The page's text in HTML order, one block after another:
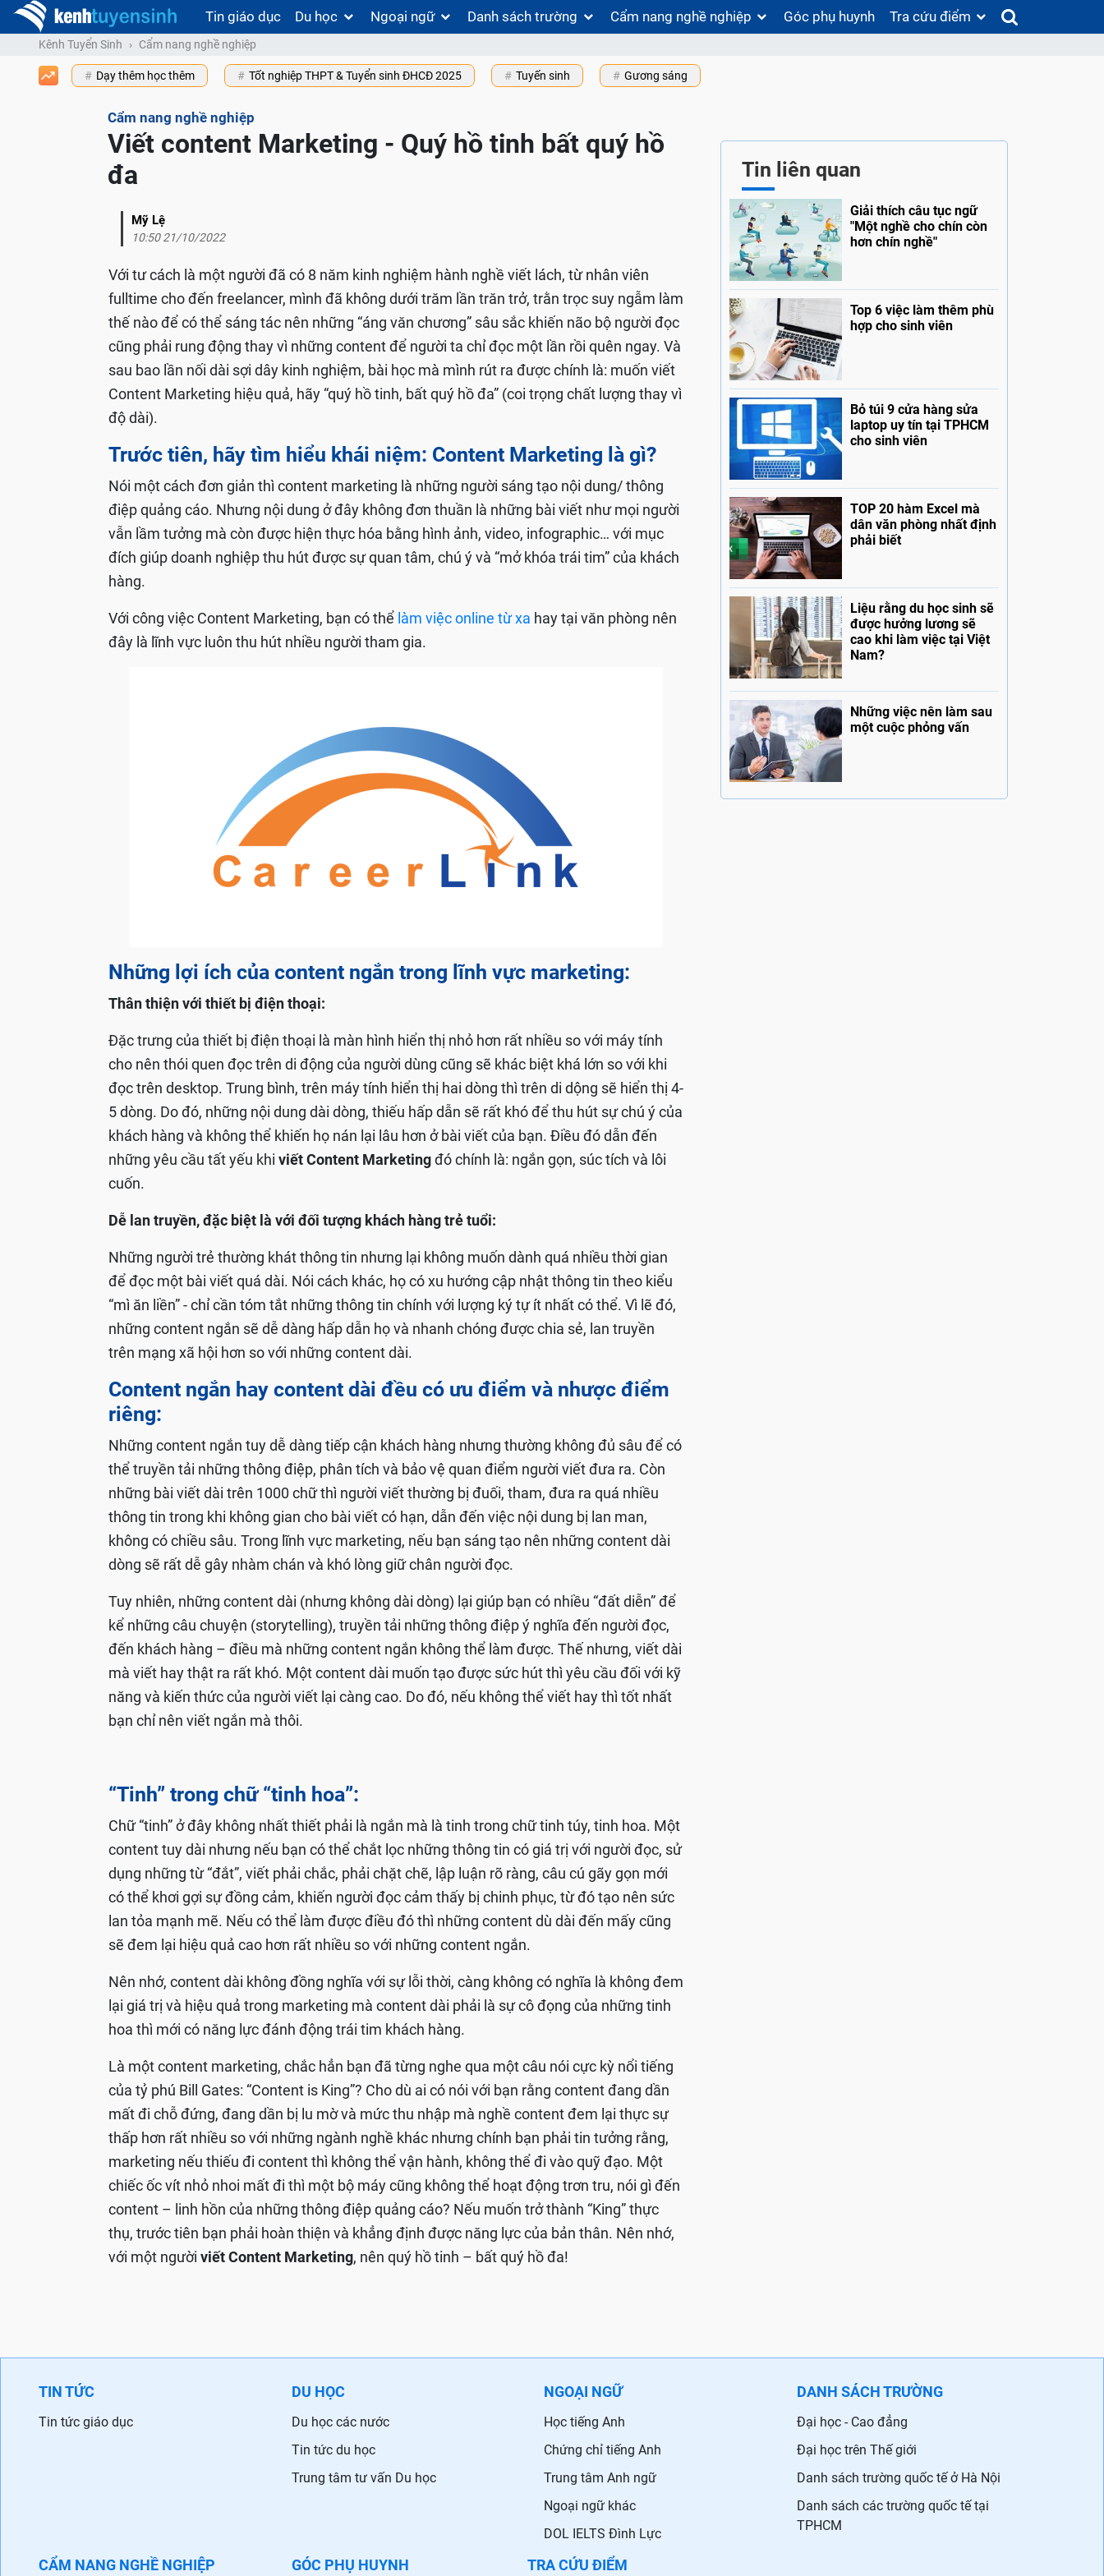
Tin giáo dục Du học Ngoại ngữ Danh sách trường Cẩm nang nghề nghiệp Góc phụ huynh Tra cứu điểm
Kênh Tuyển Sinh Cẩm nang nghề nghiệp
Dạy thêm học thêm Tốt nghiệp THPT & Tuyển sinh ĐHCĐ 2025 Tuyến sinh Gương sáng
Cẩm nang nghề nghiệp
Viết content Marketing - Quý hồ tinh bất quý hồ
đa
Mỹ Lệ
10:50 21/10/2022
Với tư cách là một người đã có 8 năm kinh nghiệm hành nghề viết lách, từ nhân viên
fulltime cho đến freelancer, mình đã không dưới trăm lần trăn trở, trằn trọc suy ngẫm làm
thế nào để có thể sáng tác nên những “áng văn chương” sâu sắc khiến não bộ người đọc
cũng phải rung động thay vì những content để người ta chỉ đọc một lần rồi quên ngay. Và
sau bao lần nối dài sợi dây kinh nghiệm, bài học mà mình rút ra được chính là: muốn viết
Content Marketing hiệu quả, hãy “quý hồ tinh, bất quý hồ đa” (coi trọng chất lượng thay vì
độ dài).
Trước tiên, hãy tìm hiểu khái niệm: Content Marketing là gì?
Nói một cách đơn giản thì content marketing là những người sáng tạo nội dung/ thông
điệp quảng cáo. Nhưng nội dung ở đây không đơn thuần là những bài viết như mọi người
vẫn lầm tưởng mà còn được hiện thực hóa bằng hình ảnh, video, infographic… với mục
đích giúp doanh nghiệp thu hút được sự quan tâm, chú ý và “mở khóa trái tim” của khách
hàng.
Với công việc Content Marketing, bạn có thể làm việc online từ xa hay tại văn phòng nên
đây là lĩnh vực luôn thu hút nhiều người tham gia.
Những lợi ích của content ngắn trong lĩnh vực marketing:
Thân thiện với thiết bị điện thoại:
Đặc trưng của thiết bị điện thoại là màn hình hiển thị nhỏ hơn rất nhiều so với máy tính
cho nên thói quen đọc trên di động của người dùng cũng sẽ khác biệt khá lớn so với khi
đọc trên desktop. Trung bình, trên máy tính hiển thị hai dòng thì trên di dộng sẽ hiển thị 4-
5 dòng. Do đó, những nội dung dài dòng, thiếu hấp dẫn sẽ rất khó để thu hút sự chú ý của
khách hàng và không thể khiến họ nán lại lâu hơn ở bài viết của bạn. Điều đó dẫn đến
những yêu cầu tất yếu khi viết Content Marketingđó chính là: ngắn gọn, súc tích và lôi
cuốn.
Dễ lan truyền, đặc biệt là với đối tượng khách hàng trẻ tuổi:
Những người trẻ thường khát thông tin nhưng lại không muốn dành quá nhiều thời gian
để đọc một bài viết quá dài. Nói cách khác, họ có xu hướng cập nhật thông tin theo kiểu
“mì ăn liền” - chỉ cần tóm tắt những thông tin chính với lượng ký tự ít nhất có thể. Vì lẽ đó,
những content ngắn sẽ dễ dàng hấp dẫn họ và nhanh chóng được chia sẻ, lan truyền
trên mạng xã hội hơn so với những content dài.
Content ngắn hay content dài đều có ưu điểm và nhược điểm
riêng:
Những content ngắn tuy dễ dàng tiếp cận khách hàng nhưng thường không đủ sâu để có
thể truyền tải những thông điệp, phân tích và bảo vệ quan điểm người viết đưa ra. Còn
những bài viết dài trên 1000 chữ thì người viết thường bị đuối, tham, đưa ra quá nhiều
thông tin trong khi không gian cho bài viết có hạn, dẫn đến việc nội dung bị lan man,
không có chiều sâu. Trong lĩnh vực marketing, nếu bạn sáng tạo nên những content dài
dòng sẽ rất dễ gây nhàm chán và khó lòng giữ chân người đọc.
Tuy nhiên, những content dài (nhưng không dài dòng) lại giúp bạn có nhiều “đất diễn” để
kể những câu chuyện (storytelling), truyền tải những thông điệp ý nghĩa đến người đọc,
đến khách hàng – điều mà những content ngắn không thể làm được. Thế nhưng, viết dài
mà viết hay thật ra rất khó. Một content dài muốn tạo được sức hút thì yêu cầu đối với kỹ
năng và kiến thức của người viết lại càng cao. Do đó, nếu không thể viết hay thì tốt nhất
bạn chỉ nên viết ngắn mà thôi.
“Tinh” trong chữ “tinh hoa”:
Chữ “tinh” ở đây không nhất thiết phải là ngắn mà là tinh trong chữ tinh túy, tinh hoa. Một
content tuy dài nhưng nếu bạn có thể chắt lọc những thông tin có giá trị với người đọc, sử
dụng những từ “đắt”, viết phải chắc, phải chặt chẽ, lập luận rõ ràng, câu cú gãy gọn mới
có thể khơi gợi sự đồng cảm, khiến người đọc cảm thấy bị chinh phục, từ đó tạo nên sức
lan tỏa mạnh mẽ. Nếu có thể làm được điều đó thì những content dù dài đến mấy cũng
sẽ đem lại hiệu quả cao hơn rất nhiều so với những content ngắn.
Nên nhớ, content dài không đồng nghĩa với sự lỗi thời, càng không có nghĩa là không đem
lại giá trị và hiệu quả trong marketing mà content dài phải là sự cô đọng của những tinh
hoa thì mới có năng lực đánh động trái tim khách hàng.
Là một content marketing, chắc hẳn bạn đã từng nghe qua một câu nói cực kỳ nổi tiếng
của tỷ phú Bill Gates: “Content is King”? Cho dù ai có nói với bạn rằng content đang dần
mất đi chỗ đứng, đang dần bị lu mờ và mức thu nhập mà nghề content đem lại thực sự
thấp hơn rất nhiều so với những ngành nghề khác nhưng chính bạn phải tin tưởng rằng,
marketing nếu thiếu đi content thì không thể vận hành, không thể đi vào quỹ đạo. Một
chiếc ốc vít nhỏ nhoi mất đi thì một bộ máy cũng không thể hoạt động trơn tru, nói gì đến
content – linh hồn của những thông điệp quảng cáo? Nếu muốn trở thành “King” thực
thụ, trước tiên bạn phải hoàn thiện và khẳng định được năng lực của bản thân. Nên nhớ,
với một người viết Content Marketing, nên quý hồ tinh – bất quý hồ đa!
Tin liên quan
Giải thích câu tục ngữ
"Một nghề cho chín còn
hơn chín nghề"
Top 6 việc làm thêm phù
hợp cho sinh viên
Bỏ túi 9 cửa hàng sửa
laptop uy tín tại TPHCM
cho sinh viên
TOP 20 hàm Excel mà
dân văn phòng nhất định
phải biết
Liệu rằng du học sinh sẽ
được hưởng lương sẽ
cao khi làm việc tại Việt
Nam?
Những việc nên làm sau
một cuộc phỏng vấn
TIN TỨC
Tin tức giáo dục
DU HỌC
Du học các nước
Tin tức du học
Trung tâm tư vấn Du học
NGOẠI NGỮ
Học tiếng Anh
Chứng chỉ tiếng Anh
Trung tâm Anh ngữ
Ngoại ngữ khác
DOL IELTS Đình Lực
DANH SÁCH TRƯỜNG
Đại học - Cao đẳng
Đại học trên Thế giới
Danh sách trường quốc tế ở Hà Nội
Danh sách các trường quốc tế tại
TPHCM
CẨM NANG NGHỀ NGHIỆP GÓC PHỤ HUYNH TRA CỨU ĐIỂM